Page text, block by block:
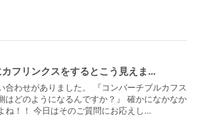
フリンクスをするとこう見えま…
合わせがありました。 『コンバーチブルカフス
はどのようになるんですか？』 確かになかなか
ね！！ 今日はそのご質問にお応えし…